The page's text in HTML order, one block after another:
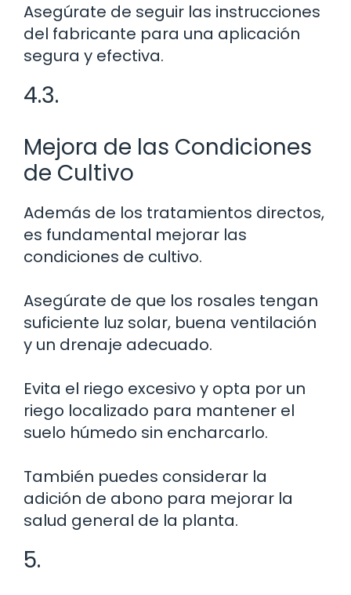
Asegúrate de seguir las instrucciones
del fabricante para una aplicación
segura y efectiva.
4.3.
Mejora de las Condiciones
de Cultivo
Además de los tratamientos directos,
es fundamental mejorar las
condiciones de cultivo.
Asegúrate de que los rosales tengan
suficiente luz solar, buena ventilación
y un drenaje adecuado.
Evita el riego excesivo y opta por un
riego localizado para mantener el
suelo húmedo sin encharcarlo.
También puedes considerar la
adición de abono para mejorar la
salud general de la planta.
5.